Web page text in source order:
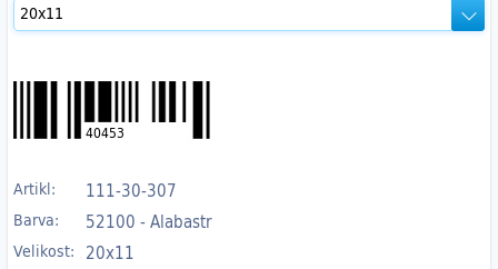
40453
Artikl: 111-30-307
Barva: 52100 - Alabastr
Velikost: 20x11